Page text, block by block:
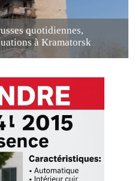
quotidiennes,
à Kramatorsk